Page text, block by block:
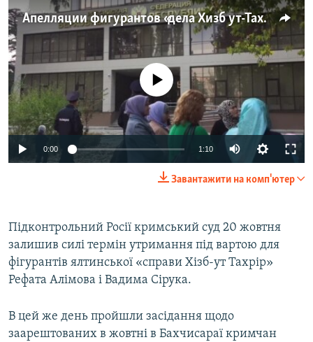
ВСЕ ЗА ДЕНЬ
СПЕЦПРОЕКТИ
ВІДЕОУРОКИ «ELIFBE»
СВІДЧЕННЯ ОКУПАЦІЇ
УКРАЇНСЬКА ПРОБЛЕМА КРИМУ
ІНФОГРАФІКА
ЯК ОБІЙТИ БЛОКУВАННЯ
Русский
Qırımtatar
ДОЛУЧАЙСЯ!
Усі сайти RFE/RL
Апелляции фигурантов «дела Хизб ут-Тахрир» отклонили – адвокат (видео)
No media source currently available
0:00 1:10
Завантажити на комп'ютер
Підконтрольний Росії кримський суд 20 жовтня
залишив силі термін утримання під вартою для
фігурантів ялтинської «справи Хізб-ут Тахрір»
Рефата Алімова і Вадима Сірука.
В цей же день пройшли засідання щодо
заарештованих в жовтні в Бахчисараї кримчан